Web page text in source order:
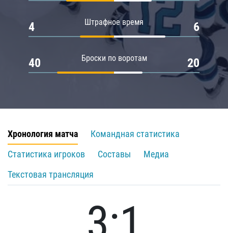
Штрафное время
4 6
Броски по воротам
40 20
Хронология матча
Командная статистика
Статистика игроков
Составы
Медиа
Текстовая трансляция